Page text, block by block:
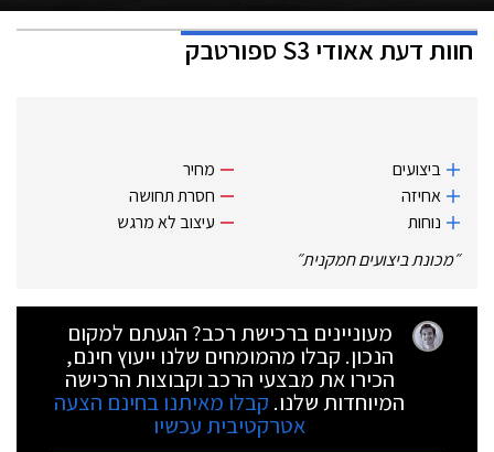
חוות דעתאאודי S3 ספורטבק
ביצועים
אחיזה
נוחות
מחיר
חסרת תחושה
עיצוב לא מרגש
״מכונת ביצועים חמקנית״
מעוניינים ברכישת רכב? הגעתם למקום
הנכון. קבלו מהמומחים שלנו ייעוץ חינם,
הכירו את מבצעי הרכב וקבוצות הרכישה
המיוחדות שלנו. קבלו מאיתנו בחינם הצעה
אטרקטיבית עכשיו